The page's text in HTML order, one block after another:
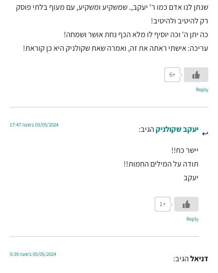
שנתן לנו אדם כמו ר' יעקב,. שמשקיע ומשקיע, עם מעוף בלתי פוסק
רק להיטיב ולהיטיב!
כה יתן ה' וכה יוסיף לו מלא הכף נחת אושר ושמחה!
עריכה: אישתי ראתה את זה, ואמרה שאת שקולניק היא כן קוראת!
+6
Reply
יעקב שקולניקהגיב: 03/05/2024 בשעה 17:47
יישר כח!!
תודה על המילים החמות!!
יעקב
+1
Reply
דניאלהגיב: 05/05/2024 בשעה 0:39